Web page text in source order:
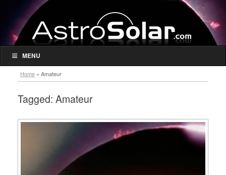
MENU
Home » Amateur
Tagged: Amateur